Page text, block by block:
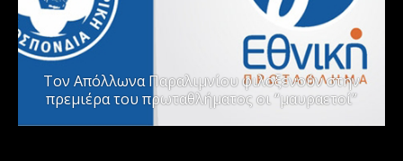
Τον Απόλλωνα Παραλιμνίου φιλοξενούν στην
πρεμιέρα του πρωταθλήματος οι “μαυραετοί”